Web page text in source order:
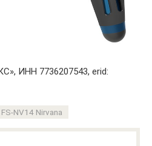
ИНН 7736207543, erid:
FS-NV14 Nirvana